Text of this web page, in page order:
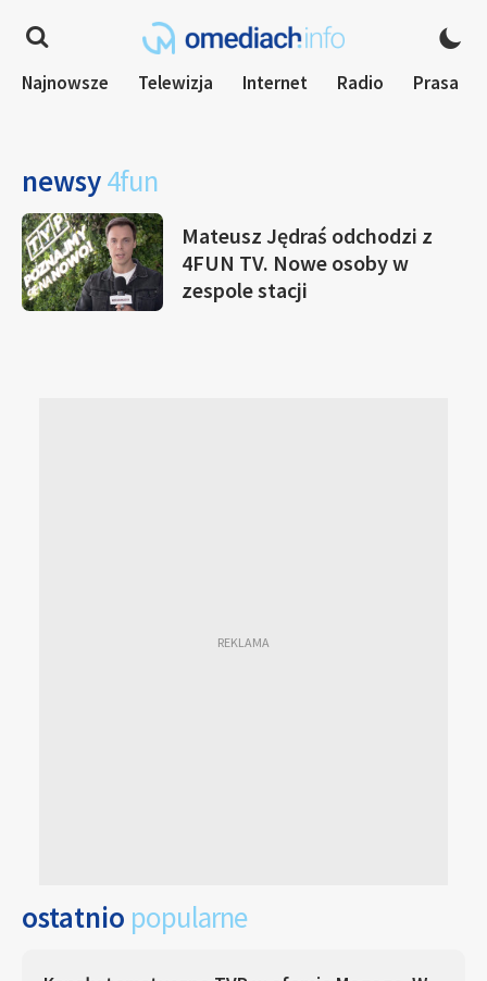
Najnowsze Telewizja Internet Radio Prasa
newsy4fun
Mateusz Jędraś odchodzi z
4FUN TV. Nowe osoby w
zespole stacji
ostatnio popularne